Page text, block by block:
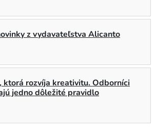
z vydavateľstva Alicanto
ktorá rozvíja kreativitu. Odborníci
jedno dôležité pravidlo